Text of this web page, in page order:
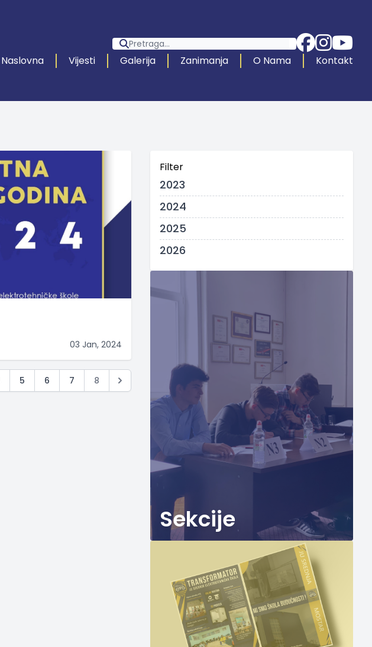
Naslovna Vijesti Galerija Zanimanja O Nama Kontakt
03 Jan, 2024
5 6 7 8
Filter
2023
2024
2025
2026
Sekcije